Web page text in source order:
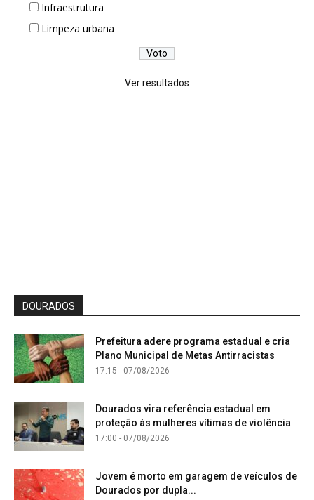
Infraestrutura
Limpeza urbana
Ver resultados
DOURADOS
Prefeitura adere programa estadual e cria
Plano Municipal de Metas Antirracistas
17:15 - 07/08/2026
Dourados vira referência estadual em
proteção às mulheres vítimas de violência
17:00 - 07/08/2026
Jovem é morto em garagem de veículos de
Dourados por dupla...